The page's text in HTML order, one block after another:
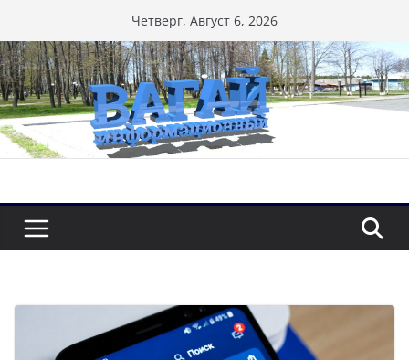
к
содержимому
Четверг, Август 6, 2026